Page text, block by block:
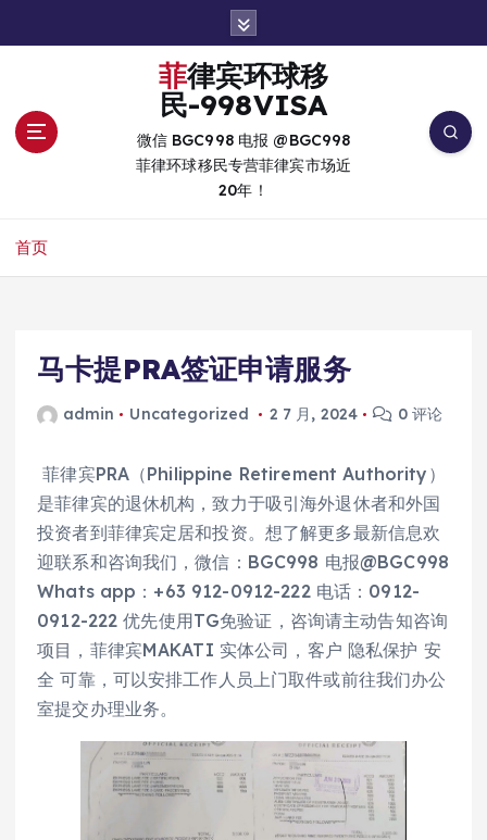
菲律宾环球移
民-998VISA
微信 BGC998 电报 @BGC998
菲律环球移民专营菲律宾市场近
20年！
首页
马卡提PRA签证申请服务
admin Uncategorized 2 7 月, 2024 0 评论
菲律宾PRA（Philippine Retirement Authority）
是菲律宾的退休机构，致力于吸引海外退休者和外国
投资者到菲律宾定居和投资。想了解更多最新信息欢
迎联系和咨询我们，微信：BGC998 电报@BGC998
Whats app：+63 912-0912-222 电话：0912-
0912-222 优先使用TG免验证，咨询请主动告知咨询
项目，菲律宾MAKATI 实体公司，客户 隐私保护 安
全 可靠，可以安排工作人员上门取件或前往我们办公
室提交办理业务。